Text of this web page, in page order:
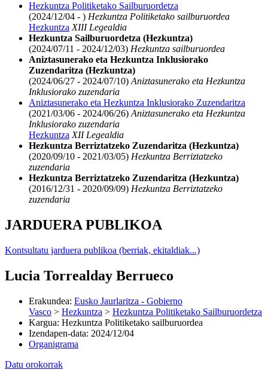
Hezkuntza Politiketako Sailburuordetza
(2024/12/04 - ) Hezkuntza Politiketako sailburuordea
Hezkuntza XIII Legealdia
Hezkuntza Sailburuordetza (Hezkuntza)
(2024/07/11 - 2024/12/03) Hezkuntza sailburuordea
Aniztasunerako eta Hezkuntza Inklusiorako
Zuzendaritza (Hezkuntza)
(2024/06/27 - 2024/07/10) Aniztasunerako eta Hezkuntza
Inklusiorako zuzendaria
Aniztasunerako eta Hezkuntza Inklusiorako Zuzendaritza
(2021/03/06 - 2024/06/26) Aniztasunerako eta Hezkuntza
Inklusiorako zuzendaria
Hezkuntza XII Legealdia
Hezkuntza Berriztatzeko Zuzendaritza (Hezkuntza)
(2020/09/10 - 2021/03/05) Hezkuntza Berriztatzeko
zuzendaria
Hezkuntza Berriztatzeko Zuzendaritza (Hezkuntza)
(2016/12/31 - 2020/09/09) Hezkuntza Berriztatzeko
zuzendaria
JARDUERA PUBLIKOA
Kontsultatu jarduera publikoa (berriak, ekitaldiak...)
Lucia Torrealday Berrueco
Erakundea: Eusko Jaurlaritza - Gobierno
Vasco > Hezkuntza > Hezkuntza Politiketako Sailburuordetza
Kargua: Hezkuntza Politiketako sailburuordea
Izendapen-data: 2024/12/04
Organigrama
Datu orokorrak